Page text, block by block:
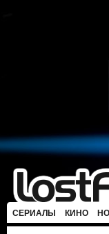
СЕРИАЛЫ КИНО